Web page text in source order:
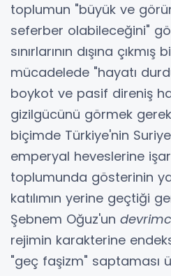
toplumun "büyük ve
seferber olabileceğini"
sınırlarının dışına
mücadelede "hayatı
boykot ve pasif direniş
gizilgücünü görmek
biçimde Türkiye'nin
emperyal heveslerine
toplumunda gösterinin
katılımın yerine geçtiği
Şebnem Oğuz'un
rejimin karakterine
"geç faşizm" saptaması